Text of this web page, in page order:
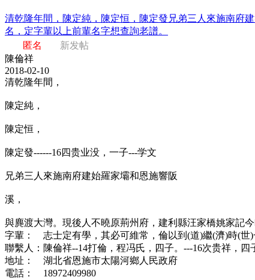
清乾隆年間，陳定純，陳定恒，陳定發兄弟三人來施南府
名，定字輩以上前輩名字想查詢老譜。
匿名
新发帖
陳倫祥
2018-02-10
清乾隆年間，
陳定純，
陳定恒，
陳定發------16四贵业没，一子---学文
兄弟三人來施南府建始羅家壩和恩施響阪
溪，
與麂渡大灣。現後人不曉原荊州府，建利縣汪家橋姚家記
字輩： 志士定有學，其必可維常，倫以到(道)繼(濟)時(世)
聯繫人：陳倫祥--14打倫，程冯氏，四子。---16次贵祥，四
地址： 湖北省恩施市太陽河鄉人民政府
電話： 18972409980